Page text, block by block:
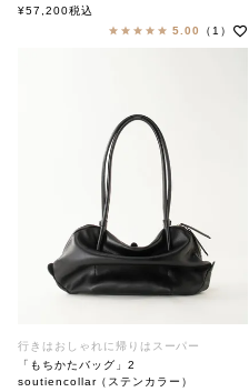
「Dolphin pants wool」
soutiencollar(ステンカラー)
¥57,200税込
5.00
（1）
行きはおしゃれに帰りはスーパー
「もちかたバッグ」2
soutiencollar（ステンカラー）